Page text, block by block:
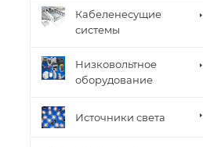
Кабеленесущие
системы
Низковольтное
оборудование
Источники света